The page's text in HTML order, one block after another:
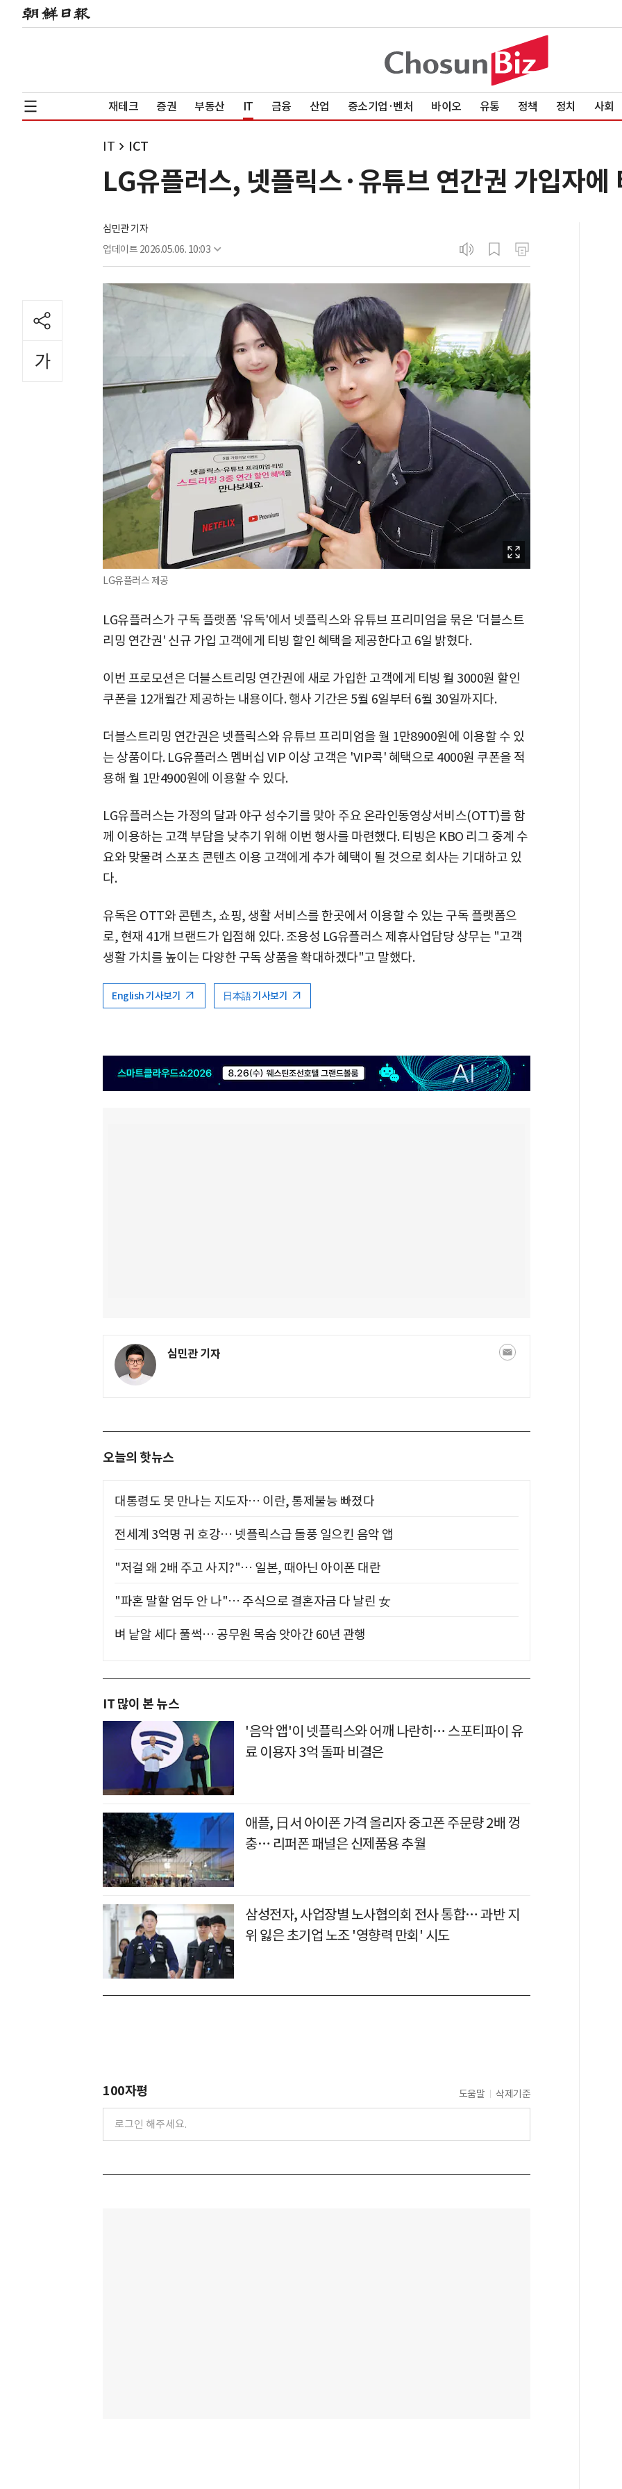
재테크 증권 부동산 IT 금융 산업 중소기업·벤처 바이오 유통 정책 정치 사회
IT ICT
LG유플러스, 넷플릭스·유튜브 연간권 가입자에
심민관 기자
업데이트 2026.05.06. 10:03
LG유플러스 제공
LG유플러스가 구독 플랫폼 '유독'에서 넷플릭스와 유튜브 프리미엄을 묶은 '더블스트
리밍 연간권' 신규 가입 고객에게 티빙 할인 혜택을 제공한다고 6일 밝혔다.
이번 프로모션은 더블스트리밍 연간권에 새로 가입한 고객에게 티빙 월 3000원 할인
쿠폰을 12개월간 제공하는 내용이다. 행사 기간은 5월 6일부터 6월 30일까지다.
더블스트리밍 연간권은 넷플릭스와 유튜브 프리미엄을 월 1만8900원에 이용할 수 있
는 상품이다. LG유플러스 멤버십 VIP 이상 고객은 'VIP콕' 혜택으로 4000원 쿠폰을 적
용해 월 1만4900원에 이용할 수 있다.
LG유플러스는 가정의 달과 야구 성수기를 맞아 주요 온라인동영상서비스(OTT)를 함
께 이용하는 고객 부담을 낮추기 위해 이번 행사를 마련했다. 티빙은 KBO 리그 중계 수
요와 맞물려 스포츠 콘텐츠 이용 고객에게 추가 혜택이 될 것으로 회사는 기대하고 있
다.
유독은 OTT와 콘텐츠, 쇼핑, 생활 서비스를 한곳에서 이용할 수 있는 구독 플랫폼으
로, 현재 41개 브랜드가 입점해 있다. 조용성 LG유플러스 제휴사업담당 상무는 "고객
생활 가치를 높이는 다양한 구독 상품을 확대하겠다"고 말했다.
English 기사보기 日本語 기사보기
심민관 기자
오늘의 핫뉴스
대통령도 못 만나는 지도자… 이란, 통제불능 빠졌다
전세계 3억명 귀 호강… 넷플릭스급 돌풍 일으킨 음악 앱
"저걸 왜 2배 주고 사지?"… 일본, 때아닌 아이폰 대란
"파혼 말할 엄두 안 나"… 주식으로 결혼자금 다 날린 女
벼 낱알 세다 풀썩… 공무원 목숨 앗아간 60년 관행
IT 많이 본 뉴스
'음악 앱'이 넷플릭스와 어깨 나란히… 스포티파이 유
료 이용자 3억 돌파 비결은
애플, 日서 아이폰 가격 올리자 중고폰 주문량 2배 껑
충… 리퍼폰 패널은 신제품용 추월
삼성전자, 사업장별 노사협의회 전사 통합… 과반 지
위 잃은 초기업 노조 '영향력 만회' 시도
100자평 도움말 삭제기준